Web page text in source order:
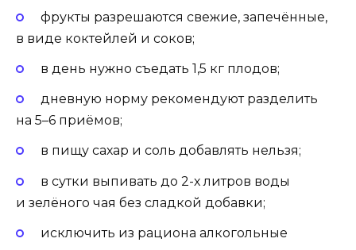
фрукты разрешаются свежие, запечённые,
в виде коктейлей и соков;
в день нужно съедать 1,5 кг плодов;
дневную норму рекомендуют разделить
на 5–6 приёмов;
в пищу сахар и соль добавлять нельзя;
в сутки выпивать до 2-х литров воды
и зелёного чая без сладкой добавки;
исключить из рациона алкогольные